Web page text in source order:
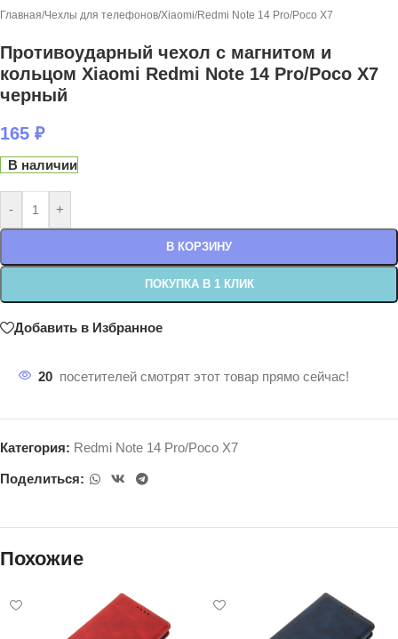
Главная/Чехлы для телефонов/Xiaomi/Redmi Note 14 Pro/Poco X7
Противоударный чехол с магнитом и
кольцом Xiaomi Redmi Note 14 Pro/Poco X7
черный
165 ₽
В наличии
- +
В КОРЗИНУ
ПОКУПКА В 1 КЛИК
Добавить в Избранное
20 посетителей смотрят этот товар прямо сейчас!
Категория: Redmi Note 14 Pro/Poco X7
Поделиться:
Похожие